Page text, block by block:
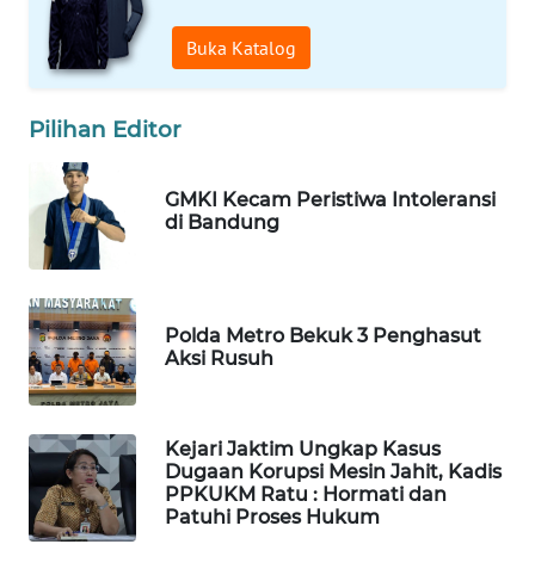
Buka Katalog
Pilihan Editor
GMKI Kecam Peristiwa Intoleransi
di Bandung
Polda Metro Bekuk 3 Penghasut
Aksi Rusuh
Kejari Jaktim Ungkap Kasus
Dugaan Korupsi Mesin Jahit, Kadis
PPKUKM Ratu : Hormati dan
Patuhi Proses Hukum
WN
SOLO
WN
BOROBUDUR
WN
MADURA
WN
SURABAYA
WN
NATUNA
WN
BINTAN